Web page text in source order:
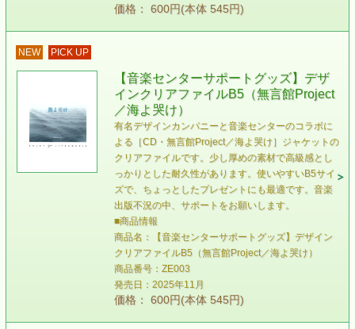
価格： 600円(本体 545円)
NEW PICK UP
【音楽センターサポートグッズ】デザ
インクリアファイルB5（無言館Project
／海よ哭け）
有名デザインカンパニーと音楽センターのコラボに
よる［CD・無言館Project／海よ哭け］ジャケットの
クリアファイルです。少し厚めの素材で高級感とし
っかりとした耐久性があります。使いやすいB5サイ
ズで、ちょっとしたプレゼントにも最適です。音楽
出版不況の中、サポートをお願いします。
■商品情報
商品名：【音楽センターサポートグッズ】デザイン
クリアファイルB5（無言館Project／海よ哭け）
商品番号：ZE003
発売日：2025年11月
価格： 600円(本体 545円)